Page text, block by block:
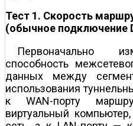
Тест 1. Скорость
(обычное подключение
Первоначально
способность
данных между
использования
к WAN-порту
виртуальный